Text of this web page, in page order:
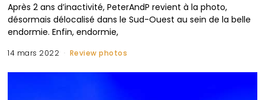
Après 2 ans d’inactivité, PeterAndP revient à la photo,
désormais délocalisé dans le Sud-Ouest au sein de la belle
endormie. Enfin, endormie,
14 mars 2022 Review photos